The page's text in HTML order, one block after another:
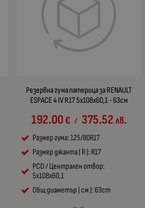
Резервна гума патерица за RENAULT
ESPACE 4 IV R17 5x108x60,1 - 63см
192.00€ / 375.52лв.
Размер гума: 125/80R17
Размер джанта ( R ): R17
PCD / Централен отвор:
5x108x60,1
Общ диаметър ( см ): 63cm